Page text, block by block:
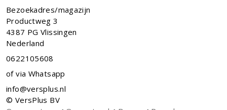
Bezoekadres/magazijn
Productweg 3
4387 PG Vlissingen
Nederland
0622105608
of via Whatsapp
info@versplus.nl
© VersPlus BV